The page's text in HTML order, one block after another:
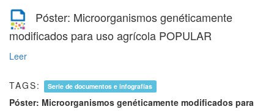
Póster: Microorganismos genéticamente
modificados para uso agrícola POPULAR
Leer
TAGS: Serie de documentos e infografías
Póster: Microorganismos genéticamente modificados para